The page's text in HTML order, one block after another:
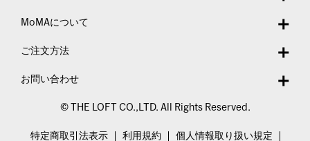
MoMAについて
ご注文方法
お問い合わせ
© THE LOFT CO.,LTD. All Rights Reserved.
特定商取引法表示 利用規約 個人情報取り扱い規定